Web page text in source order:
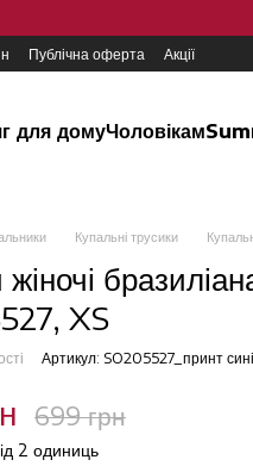
Публічна оферта Акції
для домуЧоловікам
Купальні трусики
XS
Артикул: SO205527_принт
699 грн
2 одиниць